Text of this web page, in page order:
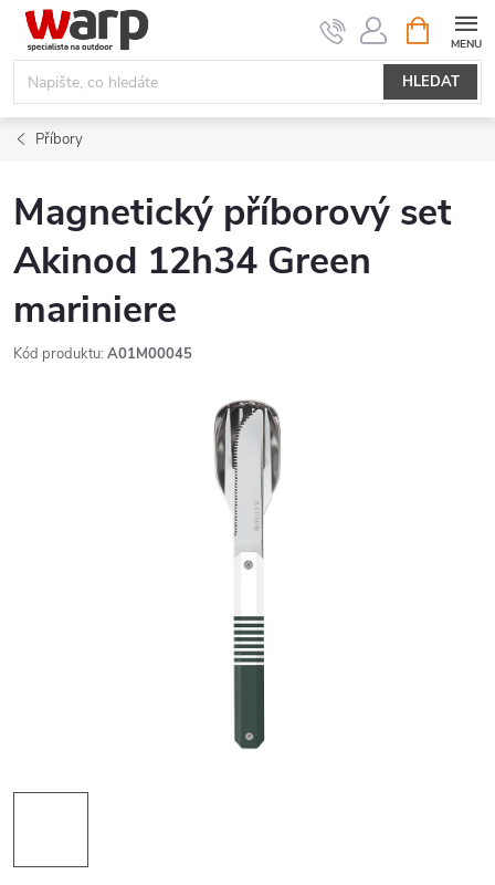
Přejít
obsah
HLEDAT
NÁKUPNÍ
KOŠÍK
Příbory
Magnetický příborový set
Akinod 12h34 Green
mariniere
Kód produktu: A01M00045